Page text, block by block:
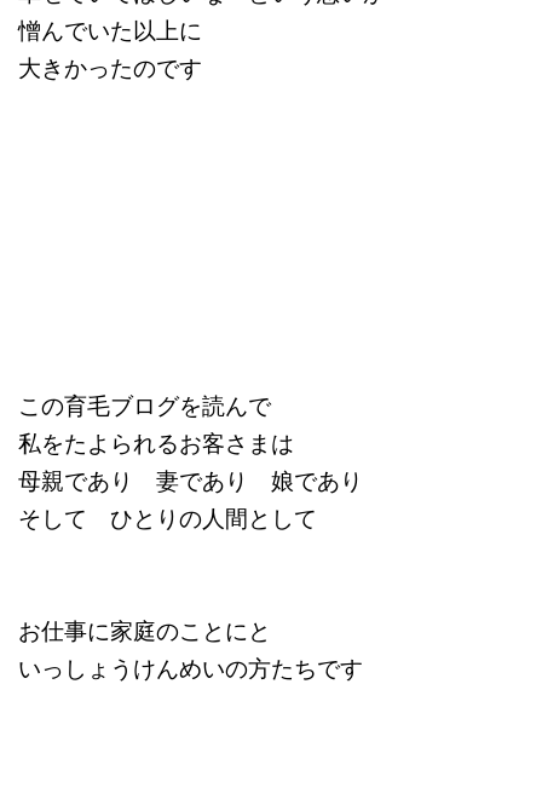
憎んでいた以上に
大きかったのです
この育毛ブログを読んで
私をたよられるお客さまは
母親であり 妻であり 娘であり
そして ひとりの人間として
お仕事に家庭のことにと
いっしょうけんめいの方たちです